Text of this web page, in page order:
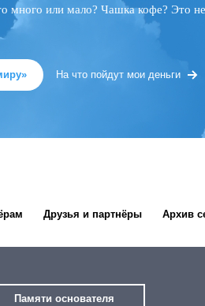
много или мало? Чашка кофе? Это
На что пойдут мои деньги
Друзья и партнёры Архив
Памяти основателя